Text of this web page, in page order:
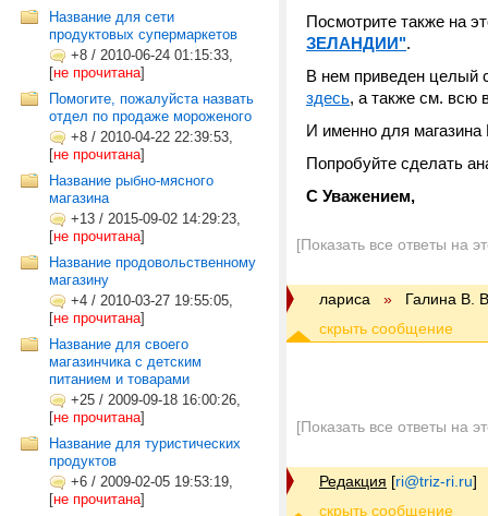
Название для сети
продуктовых супермаркетов
+8 / 2010-06-24 01:15:33,
[не прочитана]
Помогите, пожалуйста назвать
отдел по продаже мороженого
+8 / 2010-04-22 22:39:53,
[не прочитана]
Название рыбно-мясного
магазина
+13 / 2015-09-02 14:29:23,
[не прочитана]
Название продовольственному
магазину
+4 / 2010-03-27 19:55:05,
[не прочитана]
Название для своего
магазинчика с детским
питанием и товарами
+25 / 2009-09-18 16:00:26,
[не прочитана]
Название для туристических
продуктов
+6 / 2009-02-05 19:53:19,
[не прочитана]
Посмотрите также на
ЗЕЛАНДИИ".
В нем приведен целый
здесь, а также см. всю
И именно для
Попробуйте сделать
С Уважением,
[Показать все ответы на
лариса » Галина В.
[Показать все ответы на
Редакция [ri@triz-ri.ru]